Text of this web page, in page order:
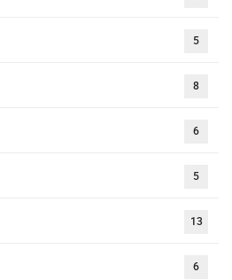
5
8
6
5
13
6